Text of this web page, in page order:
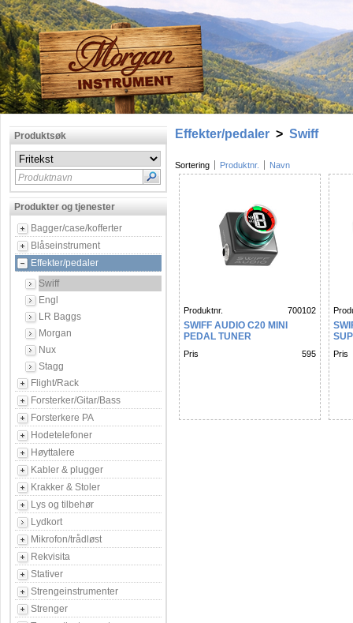
Produktsøk
Produktnavn
Produkter og tjenester
Bagger/case/kofferter
Blåseinstrument
Effekter/pedaler
Swiff
Engl
LR Baggs
Morgan
Nux
Stagg
Flight/Rack
Forsterker/Gitar/Bass
Forsterkere PA
Hodetelefoner
Høyttalere
Kabler & plugger
Krakker & Stoler
Lys og tilbehør
Lydkort
Mikrofon/trådløst
Rekvisita
Stativer
Strengeinstrumenter
Strenger
Effekter/pedaler > Swiff
Sortering Produktnr. Navn
Produktnr. 700102
SWIFF AUDIO C20 MINI
PEDAL TUNER
Pris 595 Pris